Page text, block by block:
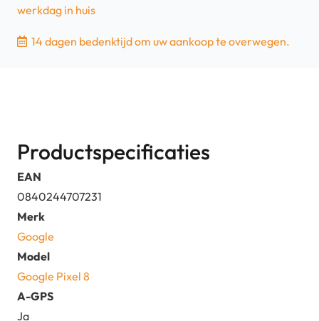
werkdag in huis
14 dagen bedenktijd om uw aankoop te overwegen.
Productspecificaties
EAN
0840244707231
Merk
Google
Model
Google Pixel 8
A-GPS
Ja